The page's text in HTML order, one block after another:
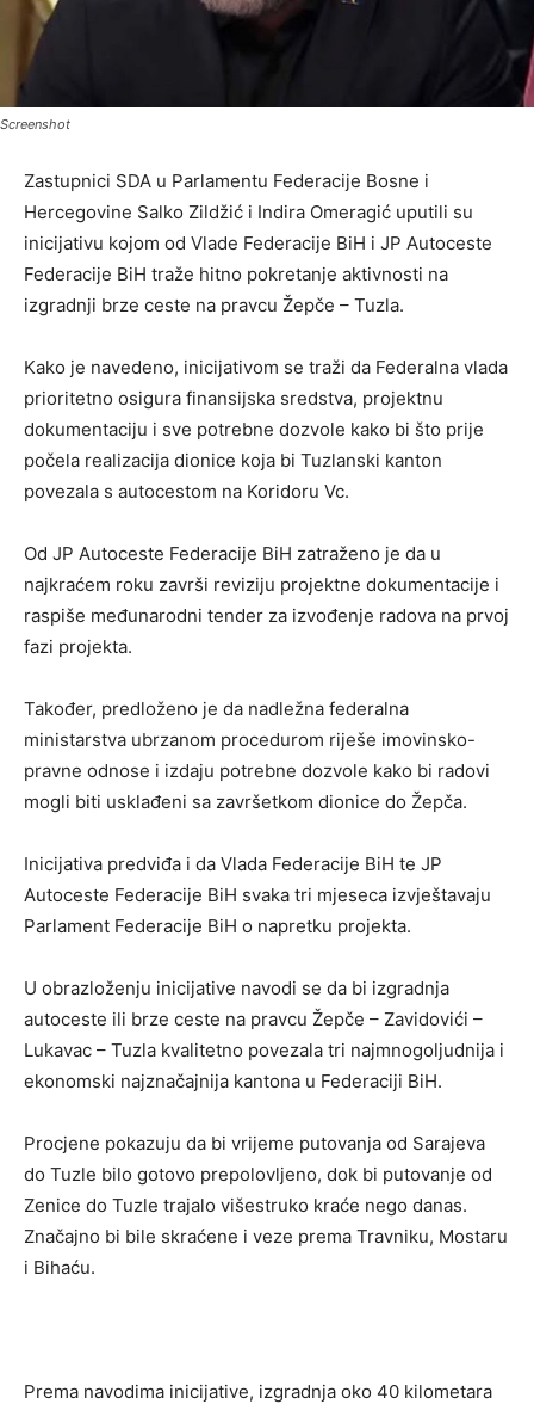
Screenshot
Zastupnici SDA u Parlamentu Federacije Bosne i
Hercegovine Salko Zildžić i Indira Omeragić uputili su
inicijativu kojom od Vlade Federacije BiH i JP Autoceste
Federacije BiH traže hitno pokretanje aktivnosti na
izgradnji brze ceste na pravcu Žepče – Tuzla.
Kako je navedeno, inicijativom se traži da Federalna vlada
prioritetno osigura finansijska sredstva, projektnu
dokumentaciju i sve potrebne dozvole kako bi što prije
počela realizacija dionice koja bi Tuzlanski kanton
povezala s autocestom na Koridoru Vc.
Od JP Autoceste Federacije BiH zatraženo je da u
najkraćem roku završi reviziju projektne dokumentacije i
raspiše međunarodni tender za izvođenje radova na prvoj
fazi projekta.
Također, predloženo je da nadležna federalna
ministarstva ubrzanom procedurom riješe imovinsko-
pravne odnose i izdaju potrebne dozvole kako bi radovi
mogli biti usklađeni sa završetkom dionice do Žepča.
Inicijativa predviđa i da Vlada Federacije BiH te JP
Autoceste Federacije BiH svaka tri mjeseca izvještavaju
Parlament Federacije BiH o napretku projekta.
U obrazloženju inicijative navodi se da bi izgradnja
autoceste ili brze ceste na pravcu Žepče – Zavidovići –
Lukavac – Tuzla kvalitetno povezala tri najmnogoljudnija i
ekonomski najznačajnija kantona u Federaciji BiH.
Procjene pokazuju da bi vrijeme putovanja od Sarajeva
do Tuzle bilo gotovo prepolovljeno, dok bi putovanje od
Zenice do Tuzle trajalo višestruko kraće nego danas.
Značajno bi bile skraćene i veze prema Travniku, Mostaru
i Bihaću.
Prema navodima inicijative, izgradnja oko 40 kilometara